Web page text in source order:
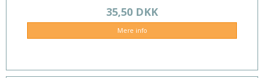
35,50 DKK
Mere info